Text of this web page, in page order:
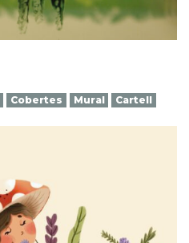
Cobertes Mural Cartell